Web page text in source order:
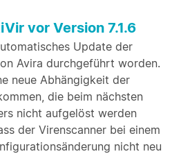
vor Version 7.1.6
Update der
Avira durchgeführt worden.
neue Abhängigkeit der
die beim nächsten
nicht aufgelöst werden
der Virenscanner bei einem
nicht neu